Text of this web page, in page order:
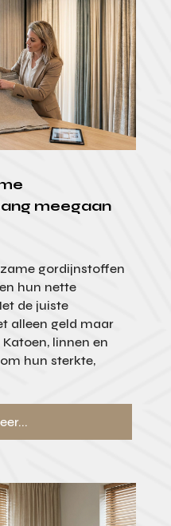
meegaan
gordijnstoffen
hun nette
de juiste
alleen geld maar
linnen en
hun sterkte,